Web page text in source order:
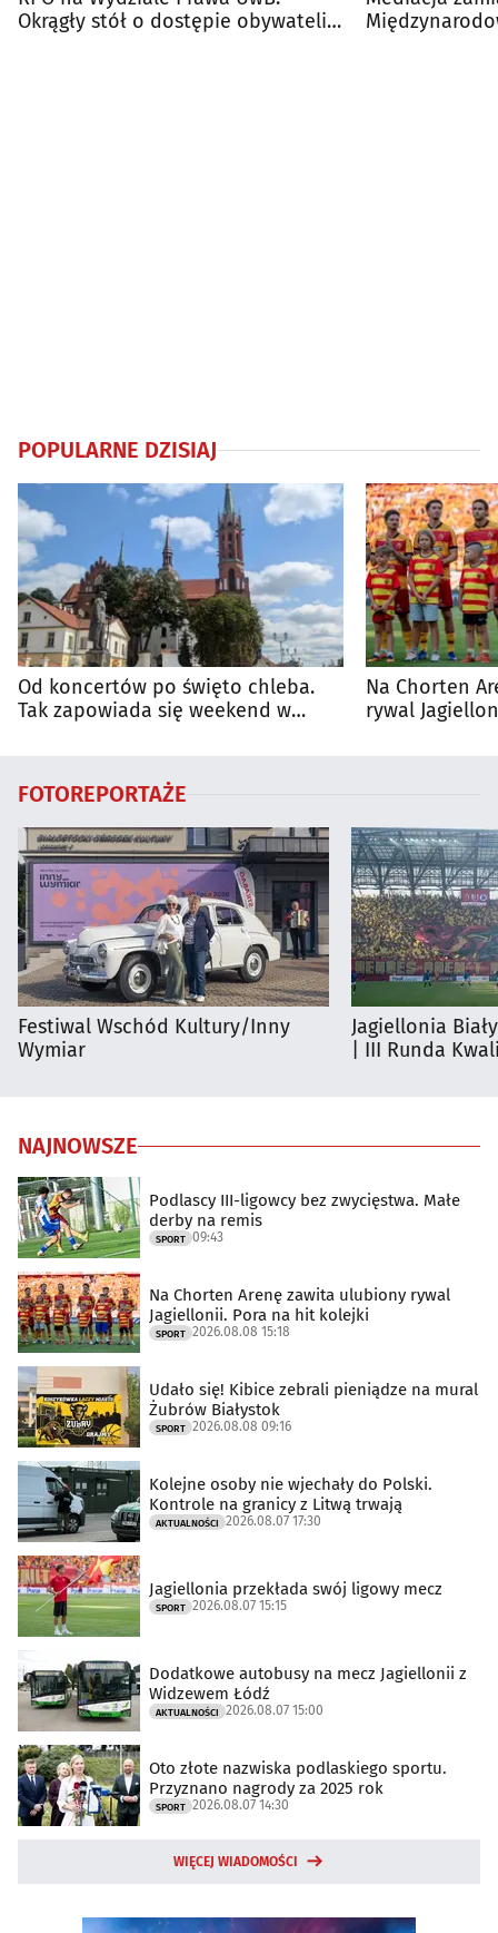
Okrągły stół o dostępie obywateli
POPULARNE DZISIAJ
Od koncertów po święto chleba.
Tak zapowiada się weekend w
Na Chorten
rywal
FOTOREPORTAŻE
Festiwal Wschód Kultury/Inny
Wymiar
Jagiellonia
| III Runda
NAJNOWSZE
Podlascy III-ligowcy bez zwycięstwa. Małe
derby na remis
SPORT 09:43
Na Chorten Arenę zawita ulubiony rywal
Jagiellonii. Pora na hit kolejki
SPORT 2026.08.08 15:18
Udało się! Kibice zebrali pieniądze na mural
Żubrów Białystok
SPORT 2026.08.08 09:16
Kolejne osoby nie wjechały do Polski.
Kontrole na granicy z Litwą trwają
AKTUALNOŚCI 2026.08.07 17:30
Jagiellonia przekłada swój ligowy mecz
SPORT 2026.08.07 15:15
Dodatkowe autobusy na mecz Jagiellonii z
Widzewem Łódź
AKTUALNOŚCI 2026.08.07 15:00
Oto złote nazwiska podlaskiego sportu.
Przyznano nagrody za 2025 rok
SPORT 2026.08.07 14:30
WIĘCEJ WIADOMOŚCI